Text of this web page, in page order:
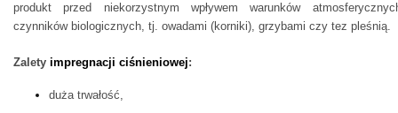
produkt przed niekorzystnym wpływem warunków
czynników biologicznych, tj. owadami (korniki), grzybami czy tez pleśnią.
Zalety impregnacji ciśnieniowej:
duża trwałość,